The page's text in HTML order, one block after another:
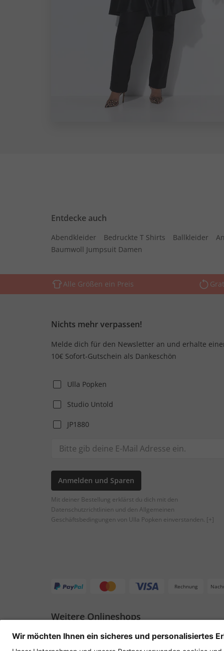
Entdecke auch
Abendkleider Bedruckte T Shirts Ballkleider
Baumwoll Jumpsuit Damen
Alle Größen ein Preis
Nichts mehr verpassen!
Melde dich für den Newsletter an und erhalte
10€ Sofort-Gutschein als Dankeschön
Ulla Popken
Studio Untold
JP1880
Anmelden und Sparen
Mit deiner Bestellung erklärst du dich mit den
Datenschutzrichtlinien und den Allgemeinen
Geschäftsbedingungen von Ulla Popken einverstanden. [+]
Rechnung
Weitere Onlineshops
Deutschland